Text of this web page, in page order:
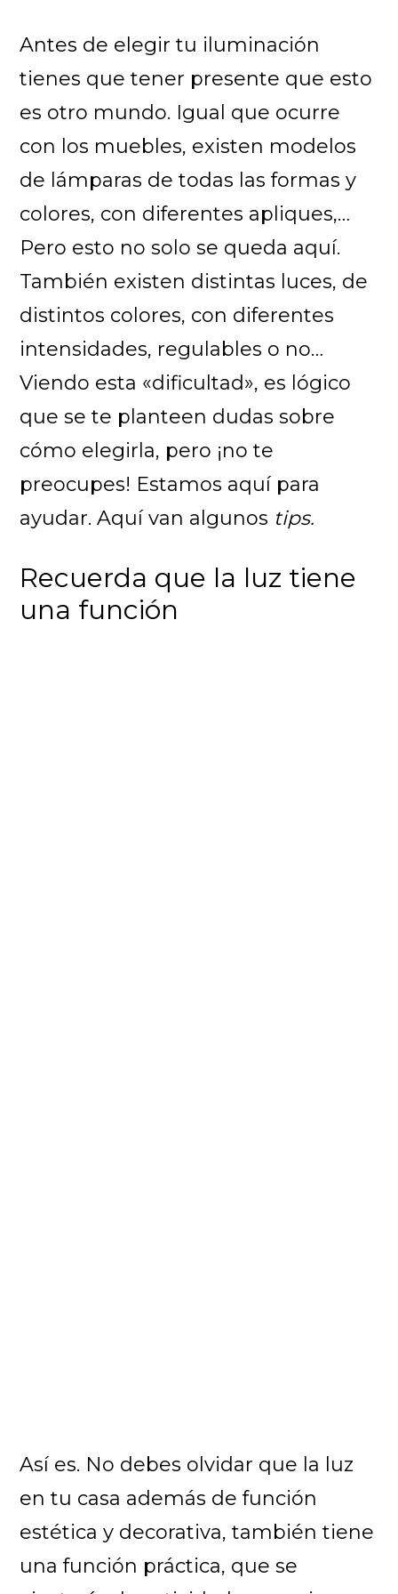
Antes de elegir tu iluminación
tienes que tener presente que esto
es otro mundo. Igual que ocurre
con los muebles, existen modelos
de lámparas de todas las formas y
colores, con diferentes apliques,…
Pero esto no solo se queda aquí.
También existen distintas luces, de
distintos colores, con diferentes
intensidades, regulables o no…
Viendo esta «dificultad», es lógico
que se te planteen dudas sobre
cómo elegirla, pero ¡no te
preocupes! Estamos aquí para
ayudar. Aquí van algunos tips.
Recuerda que la luz tiene
una función
Así es. No debes olvidar que la luz
en tu casa además de función
estética y decorativa, también tiene
una función práctica, que se